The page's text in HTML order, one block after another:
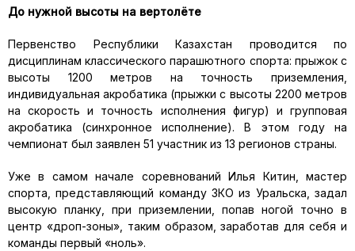
До нужной высоты на вертолёте
Первенство Республики Казахстан проводится по
дисциплинам классического парашютного спорта: прыжок с
высоты 1200 метров на точность приземления,
индивидуальная акробатика (прыжки с высоты 2200 метров
на скорость и точность исполнения фигур) и групповая
акробатика (синхронное исполнение). В этом году на
чемпионат был заявлен 51 участник из 13 регионов страны.
Уже в самом начале соревнований Илья Китин, мастер
спорта, представляющий команду ЗКО из Уральска, задал
высокую планку, при приземлении, попав ногой точно в
центр «дроп-зоны», таким образом, заработав для себя и
команды первый «ноль».